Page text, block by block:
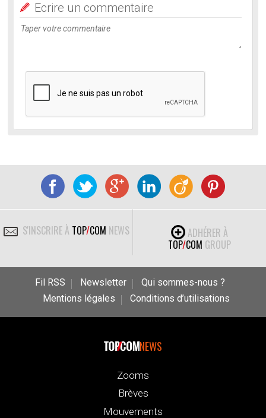
Ecrire un commentaire
S'INSCRIRE À TOP/COM NEWS
ADHÉRER À
TOP/COM GROUP
Fil RSS Newsletter
Qui sommes-nous ?
Mentions légales
Conditions d’utilisations
NEWS
Zooms
Brèves
Mouvements